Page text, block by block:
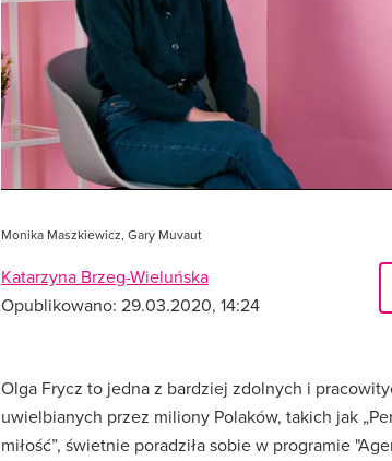
Monika Maszkiewicz, Gary Muvaut
Katarzyna Brzeg-Wieluńska
Opublikowano: 29.03.2020, 14:24
Olga Frycz to jedna z bardziej zdolnych i
uwielbianych przez miliony Polaków, takich jak
miłość”, świetnie poradziła sobie w programie